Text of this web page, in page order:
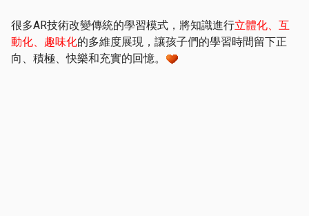
很多AR技術改變傳統的學習模式，將知識進行立體化、互
動化、趣味化的多維度展現，讓孩子們的學習時間留下正
向、積極、快樂和充實的回憶。